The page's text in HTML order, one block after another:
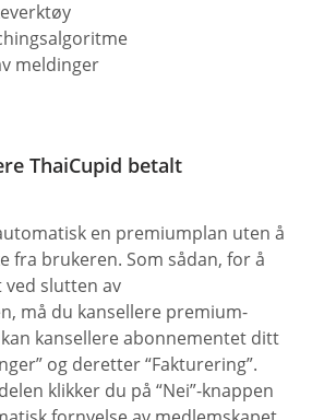
meldinger
ThaiCupid betalt
en premiumplan uten å
fra brukeren. Som sådan, for å
ved slutten av
må du kansellere premium-
kansellere abonnementet ditt
og deretter “Fakturering”.
klikker du på “Nei”-knappen